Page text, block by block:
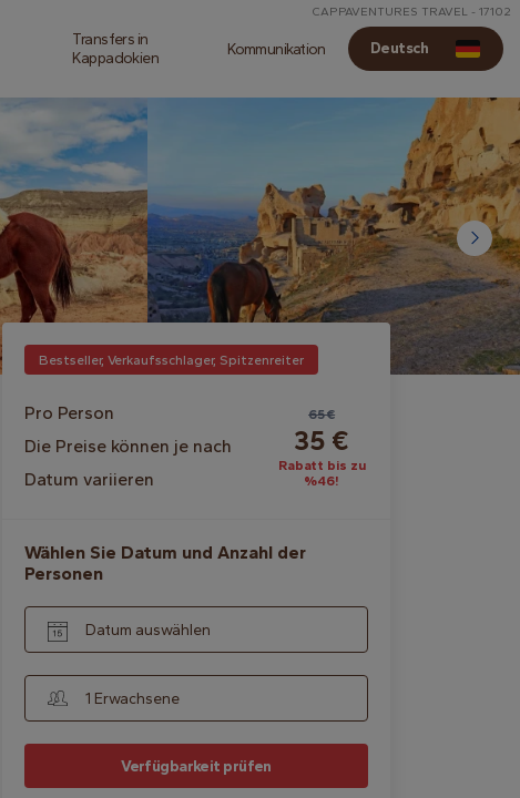
CAPPAVENTURES TRAVEL - 17102
Transfers in
Kappadokien
Kommunikation Deutsch
Bestseller, Verkaufsschlager, Spitzenreiter
Pro Person
Die Preise können je nach
Datum variieren
65 €
35 €
Rabatt bis zu
%46!
Wählen Sie Datum und Anzahl der
Personen
Datum auswählen
1 Erwachsene
Verfügbarkeit prüfen